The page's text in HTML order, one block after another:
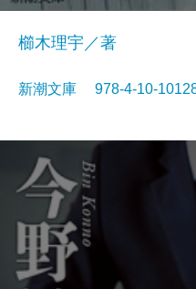
櫛木理宇／著
新潮文庫 978-4-10-